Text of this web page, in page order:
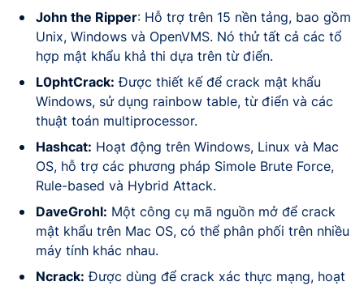
John the Ripper: Hỗ trợ trên 15 nền tảng, bao gồm
Unix, Windows và OpenVMS. Nó thử tất cả các tổ
hợp mật khẩu khả thi dựa trên từ điển.
L0phtCrack: Được thiết kế để crack mật khẩu
Windows, sử dụng rainbow table, từ điển và các
thuật toán multiprocessor.
Hashcat: Hoạt động trên Windows, Linux và Mac
OS, hỗ trợ các phương pháp Simole Brute Force,
Rule-based và Hybrid Attack.
DaveGrohl: Một công cụ mã nguồn mở để crack
mật khẩu trên Mac OS, có thể phân phối trên nhiều
máy tính khác nhau.
Ncrack: Được dùng để crack xác thực mạng, hoạt